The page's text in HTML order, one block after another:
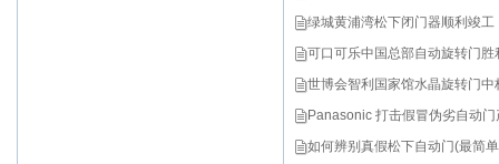
绿城黄浦湾松下闭门器顺利竣工
可口可乐中国总部自动旋转门胜
世博会智利国家馆水晶旋转门中
Panasonic 打击假冒伪劣自动
如何辨别真假松下自动门(最简